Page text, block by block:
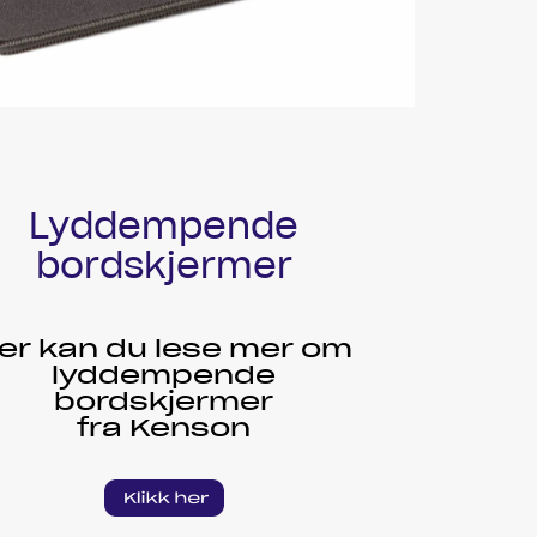
Lyddempende
bordskjermer
kan du lese mer om
lyddempende
bordskjermer
fra Kenson